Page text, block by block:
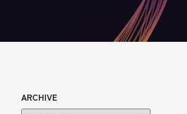
ARCHIVE